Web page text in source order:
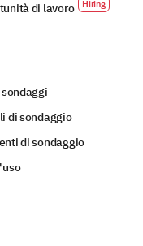
di lavoro
di sondaggio
di sondaggio